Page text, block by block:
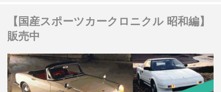
【国産スポーツカークロニクル 昭和編】
販売中